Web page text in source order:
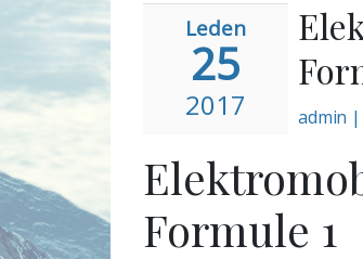
Leden
25
2017 admin |
Formule 1